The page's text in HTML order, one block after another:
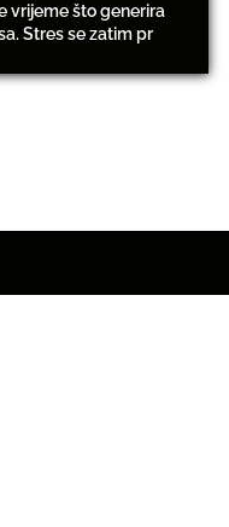
vrijeme što generira
Stres se zatim pr